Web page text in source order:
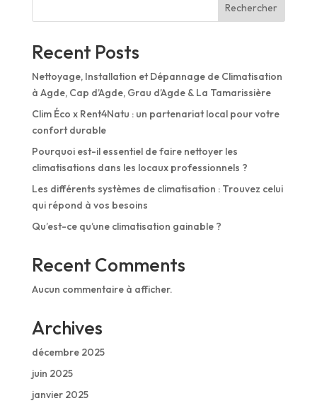
Rechercher
Recent Posts
Nettoyage, Installation et Dépannage de Climatisation
à Agde, Cap d’Agde, Grau d’Agde & La Tamarissière
Clim Éco x Rent4Natu : un partenariat local pour votre
confort durable
Pourquoi est-il essentiel de faire nettoyer les
climatisations dans les locaux professionnels ?
Les différents systèmes de climatisation : Trouvez celui
qui répond à vos besoins
Qu’est-ce qu’une climatisation gainable ?
Recent Comments
Aucun commentaire à afficher.
Archives
décembre 2025
juin 2025
janvier 2025